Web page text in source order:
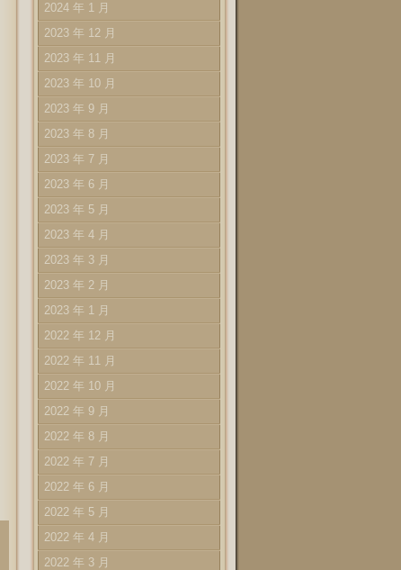
2024 年 1 月
2023 年 12 月
2023 年 11 月
2023 年 10 月
2023 年 9 月
2023 年 8 月
2023 年 7 月
2023 年 6 月
2023 年 5 月
2023 年 4 月
2023 年 3 月
2023 年 2 月
2023 年 1 月
2022 年 12 月
2022 年 11 月
2022 年 10 月
2022 年 9 月
2022 年 8 月
2022 年 7 月
2022 年 6 月
2022 年 5 月
2022 年 4 月
2022 年 3 月